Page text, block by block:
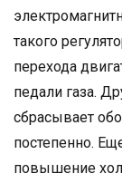
такого
перехода
педали газа.
сбрасывает
постепенно.
повышение